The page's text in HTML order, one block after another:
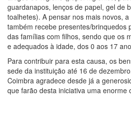
guardanapos, lenços de papel, gel de
toalhetes). A pensar nos mais novos,
também recebe presentes/brinquedos
das famílias com filhos, sendo que os
e adequados à idade, dos 0 aos 17
Para contribuir para esta causa, os
sede da instituição até 16 de
Coimbra agradece desde já a
que farão desta iniciativa uma enorme